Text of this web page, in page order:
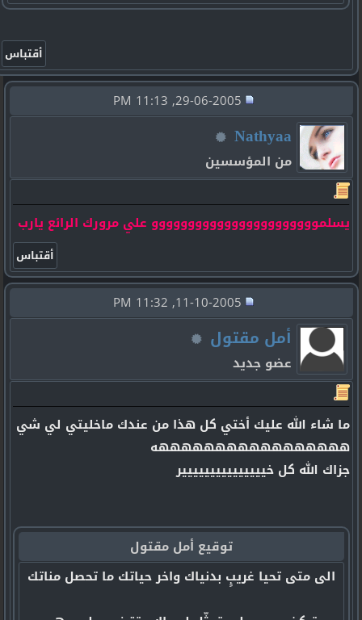
29-06-2005, 11:13 PM
Nathyaa
من المؤسسين
يسلمووووووووووووووووووووووو علي مرورك الرائع يارب
11-10-2005, 11:32 PM
أمل مقتول
عضو جديد
ما شاء الله عليك أختي كل هذا من عندك ماخليتي لي شي
هههههههههههههههههه
جزاك الله كل خييييييييييييييير
توقيع أمل مقتول
الى متى تحيا غريبٍ بدنياك واخر حياتك ما تحصل مناتك